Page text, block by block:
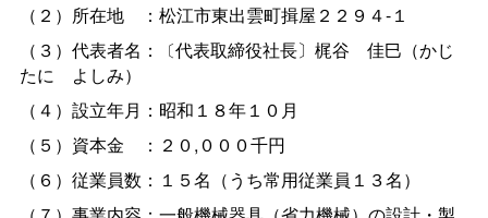
（２）所在地
：松江市東出雲町揖屋２２９４-１
（３）代表者名：
〔代表取締役社長〕梶谷 佳巳（かじ
たに よしみ）
（４）設立年月：昭和１８年１０月
（５）資本金
：２０,０００千円
（６）従業員数：１５名（うち常用従業員１３名）